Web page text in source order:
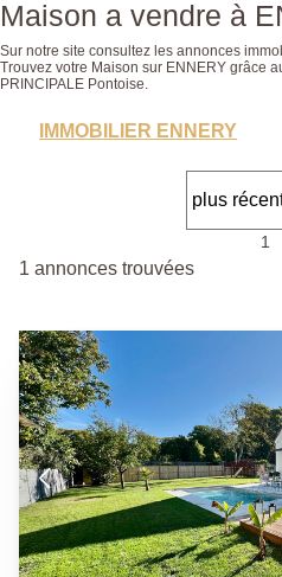
Maison a vendre à
Sur notre site consultez les annonces
Trouvez votre Maison sur ENNERY grâce
PRINCIPALE Pontoise.
IMMOBILIER ENNERY
1
1 annonces trouvées